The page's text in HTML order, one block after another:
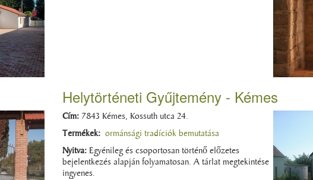
Helytörténeti Gyűjtemény - Kémes
Cím: 7843 Kémes, Kossuth utca 24.
Termékek: ormánsági tradíciók bemutatása
Nyitva: Egyénileg és csoportosan történő előzetes
bejelentkezés alapján folyamatosan. A tárlat megtekintése
ingyenes.